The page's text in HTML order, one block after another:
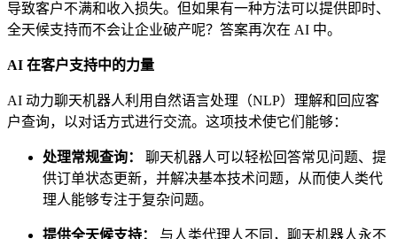
导致客户不满和收入损失。但如果有一种方法可以提供即时、
全天候支持而不会让企业破产呢？答案再次在 AI 中。
AI 在客户支持中的力量
AI 动力聊天机器人利用自然语言处理（NLP）理解和回应客
户查询，以对话方式进行交流。这项技术使它们能够：
处理常规查询：
聊天机器人可以轻松回答常见问题、提
供订单状态更新，并解决基本技术问题，从而使人类代
理人能够专注于复杂问题。
提供全天候支持：
与人类代理人不同，聊天机器人永不